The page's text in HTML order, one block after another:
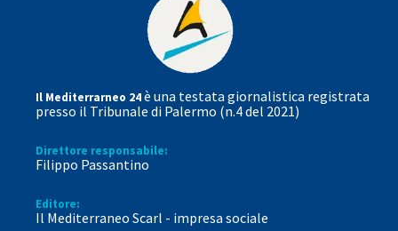
Il Mediterrarneo 24è una testata giornalistica registrata
presso il Tribunale di Palermo (n.4 del 2021)
Direttore responsabile:
Filippo Passantino
Editore:
Il Mediterraneo Scarl - impresa sociale